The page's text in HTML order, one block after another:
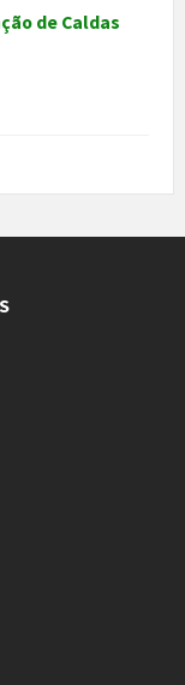
de Caldas